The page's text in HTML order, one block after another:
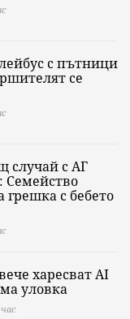
с пътници
се
случай с АГ
Семейство
грешка с бебето
харесват AI
уловка